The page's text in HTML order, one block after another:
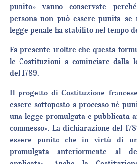
punito» vanno conservate
persona non può essere punita se
legge penale ha stabilito nel tempo
Fa presente inoltre che questa
le Costituzioni a cominciare dalla
del 1789.
Il progetto di Costituzione
essere sottoposto a processo né
una legge promulgata e pubblicata
commesso». La dichiarazione del
essere punito che in virtù di
promulgata anteriormente al